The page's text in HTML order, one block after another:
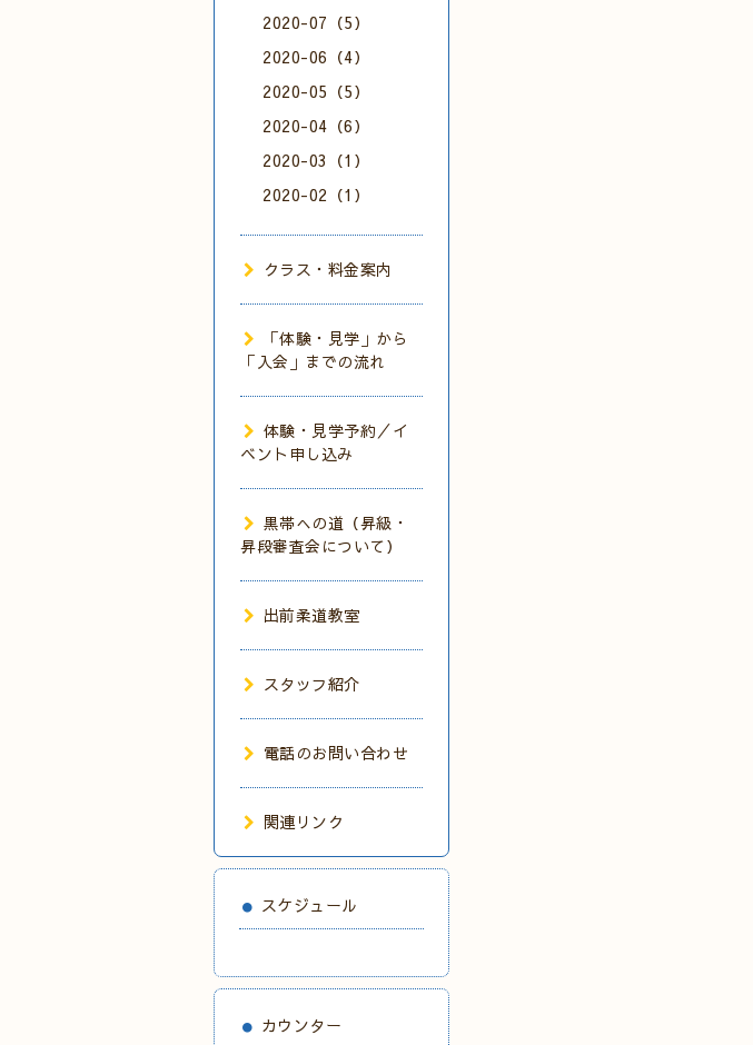
2020-07（5）
2020-06（4）
2020-05（5）
2020-04（6）
2020-03（1）
2020-02（1）
クラス・料金案内
「体験・見学」から
「入会」までの流れ
体験・見学予約／イ
ベント申し込み
黒帯への道（昇級・
昇段審査会について）
出前柔道教室
スタッフ紹介
電話のお問い合わせ
関連リンク
スケジュール
カウンター